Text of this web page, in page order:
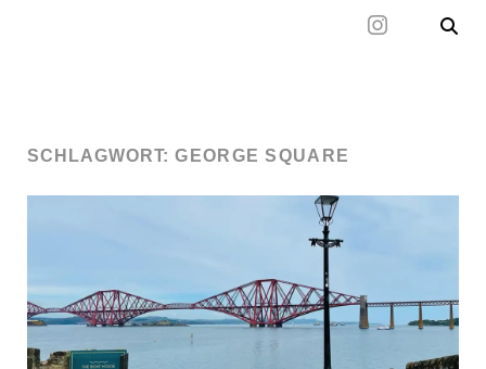
SCHLAGWORT:GEORGE SQUARE